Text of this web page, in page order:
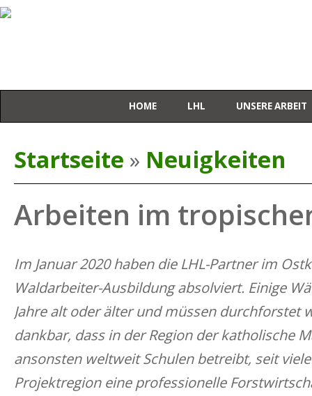
HOME LHL UNSERE ARBEIT
Sie sind hier
Startseite » Neuigkeiten
Arbeiten im
Im Januar 2020 haben die LHL-Partner im
Waldarbeiter-Ausbildung absolviert. Einige
Jahre alt oder älter und müssen durchforstet
dankbar, dass in der Region der katholische
ansonsten weltweit Schulen betreibt, seit
Projektregion eine professionelle